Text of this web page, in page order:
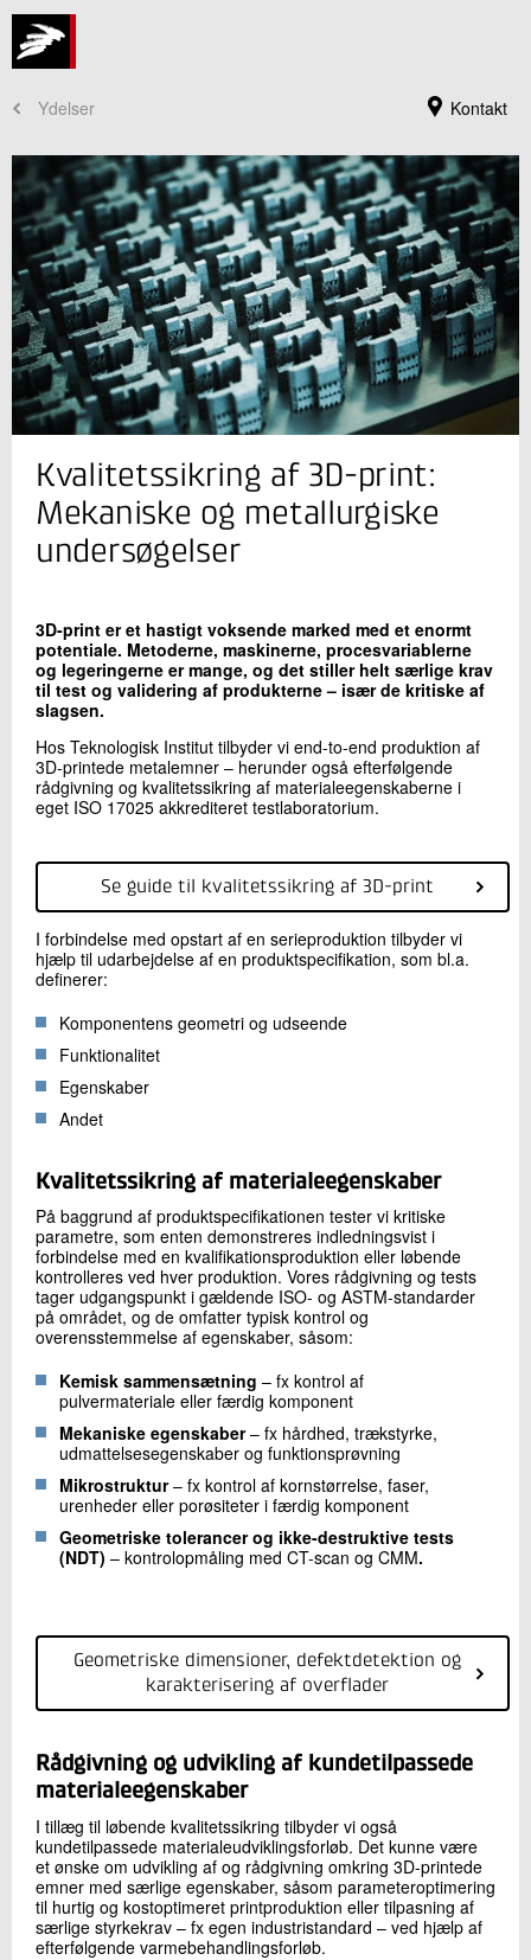
Kontakt
Ydelser
Jeg er din kontaktperson
Nils Lau Nyborg Broge
Specialist
Industriel Materialeteknologi
+45 72 20 24 33
Skriv til mig
Send
Kvalitetssikring af 3D-print:
Mekaniske og metallurgiske
undersøgelser
3D-print er et hastigt voksende marked med et enormt
potentiale. Metoderne, maskinerne, procesvariablerne
og legeringerne er mange, og det stiller helt særlige krav
til test og validering af produkterne – især de kritiske af
slagsen.
Hos Teknologisk Institut tilbyder vi end-to-end produktion af
3D-printede metalemner – herunder også efterfølgende
rådgivning og kvalitetssikring af materialeegenskaberne i
eget ISO 17025 akkrediteret testlaboratorium.
Se guide til kvalitetssikring af 3D-print
I forbindelse med opstart af en serieproduktion tilbyder vi
hjælp til udarbejdelse af en produktspecifikation, som bl.a.
definerer:
Komponentens geometri og udseende
Funktionalitet
Egenskaber
Andet
Kvalitetssikring af materialeegenskaber
På baggrund af produktspecifikationen tester vi kritiske
parametre, som enten demonstreres indledningsvist i
forbindelse med en kvalifikationsproduktion eller løbende
kontrolleres ved hver produktion. Vores rådgivning og tests
tager udgangspunkt i gældende ISO- og ASTM-standarder
på området, og de omfatter typisk kontrol og
overensstemmelse af egenskaber, såsom:
Kemisk sammensætning – fx kontrol af
pulvermateriale eller færdig komponent
Mekaniske egenskaber– fx hårdhed, trækstyrke,
udmattelsesegenskaber og funktionsprøvning
Mikrostruktur– fx kontrol af kornstørrelse, faser,
urenheder eller porøsiteter i færdig komponent
Geometriske tolerancer og ikke-destruktive tests
(NDT) – kontrolopmåling med CT-scan og CMM.
Geometriske dimensioner, defektdetektion og
karakterisering af overflader
Rådgivning og udvikling af kundetilpassede
materialeegenskaber
I tillæg til løbende kvalitetssikring tilbyder vi også
kundetilpassede materialeudviklingsforløb. Det kunne være
et ønske om udvikling af og rådgivning omkring 3D-printede
emner med særlige egenskaber, såsom parameteroptimering
til hurtig og kostoptimeret printproduktion eller tilpasning af
særlige styrkekrav – fx egen industristandard – ved hjælp af
efterfølgende varmebehandlingsforløb.